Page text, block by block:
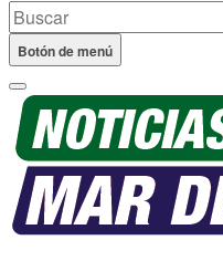
Buscar
Botón de menú